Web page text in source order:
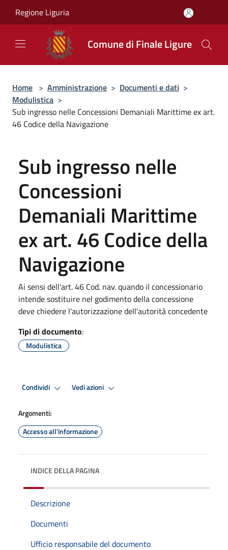
Regione Liguria
Comune di Finale Ligure
Home > Amministrazione > Documenti e dati >
Modulistica >
Sub ingresso nelle Concessioni Demaniali Marittime ex art.
46 Codice della Navigazione
Sub ingresso nelle
Concessioni
Demaniali Marittime
ex art. 46 Codice della
Navigazione
Ai sensi dell'art. 46 Cod. nav. quando il concessionario
intende sostituire nel godimento della concessione
deve chiedere l'autorizzazione dell'autorità concedente
Tipi di documento:
Modulistica
Condividi Vedi azioni
Argomenti:
Accesso all'informazione
INDICE DELLA PAGINA
Descrizione
Documenti
Ufficio responsabile del documento